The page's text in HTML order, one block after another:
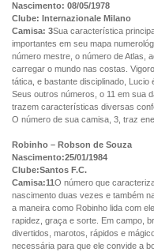
Nascimento: 08/05/1978
Clube: Internazionale Milano
Camisa: 3Sua característica
importantes em seu mapa
número mestre, o número de Atlas,
carregar o mundo nas costas.
tática, e bastante disciplinado, Lucio
Seus outros números, o 11 em sua
trazem características diversas
O número de sua camisa, 3, traz
Robinho – Robson de Souza
Nascimento:25/01/1984
Clube:Santos F.C.
Camisa:11O número que
nascimento duas vezes e também
a maneira como Robinho lida com
rapidez, graça e sorte. Em campo,
divertidos, marotos, rápidos e
necessária para que ele convide a